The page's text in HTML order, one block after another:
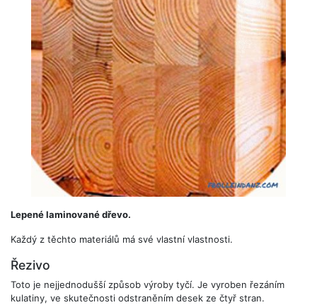
Lepené laminované dřevo.
Každý z těchto materiálů má své vlastní vlastnosti.
Řezivo
Toto je nejjednodušší způsob výroby tyčí. Je vyroben řezáním
kulatiny, ve skutečnosti odstraněním desek ze čtyř stran.